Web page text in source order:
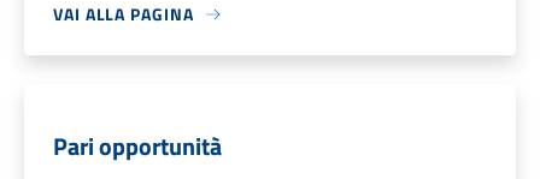
VAI ALLA PAGINA
Pari opportunità